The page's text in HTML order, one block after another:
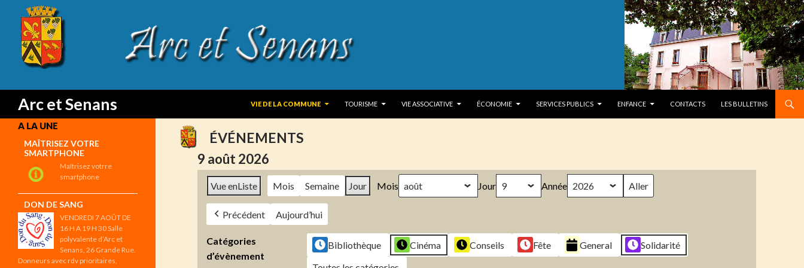
Arc et Senans
Search
VIE DE LA COMMUNE
TOURISME VIE ASSOCIATIVE ÉCONOMIE SERVICES PUBLICS ENFANCE CONTACTS LES BULLETINS
ÉVÉNEMENTS
9 août 2026
Vue enListe Mois Semaine Jour Mois Jour Année
Précédent Aujourd’hui
Catégories
d’évènement
Bibliothèque Cinéma Conseils Fête General
Solidarité
A LA UNE
MAÎTRISEZ VOTRE
SMARTPHONE
Maîtrisez votrre
smartphone
DON DE SANG
VENDREDI 7 AOÛT DE
16 H A 19 H 30 Salle
polyvalente d’Arc et
Senans, 26 Grande Rue.
Donneurs avec rdv prioritaires,